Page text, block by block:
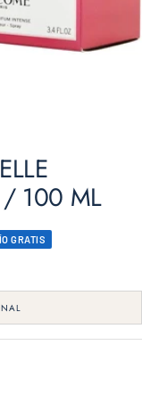
/ 100 ML
GRATIS